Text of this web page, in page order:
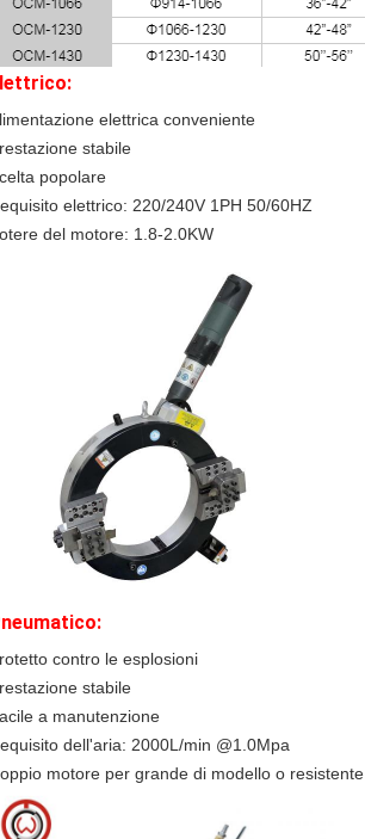
elettrica conveniente
stabile
popolare
elettrico: 220/240V 1PH 50/60HZ
del motore: 1.8-2.0KW
contro le esplosioni
stabile
a manutenzione
dell'aria: 2000L/min @1.0Mpa
motore per grande di modello o resistente